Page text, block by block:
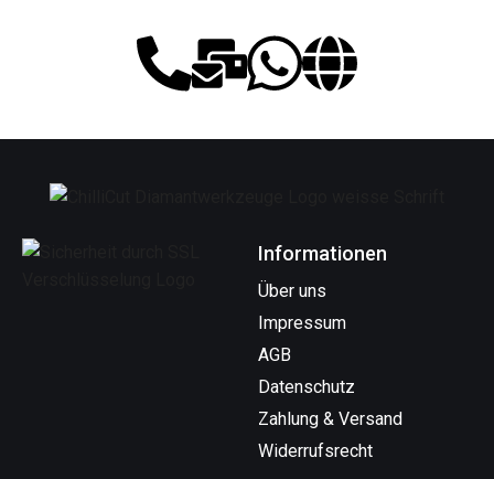
Informationen
Über uns
Impressum
AGB
Datenschutz
Zahlung & Versand
Widerrufsrecht